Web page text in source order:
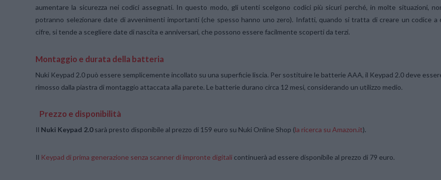
aumentare la sicurezza nei codici assegnati. In questo modo, gli utenti scelgono codici più sicuri perché, in molte situazioni,
potranno selezionare date di avvenimenti importanti (che spesso hanno uno zero). Infatti, quando si tratta di creare un codice a
cifre, si tende a scegliere date di nascita e anniversari, che possono essere facilmente scoperti da terzi.
Montaggio e durata della batteria
Nuki Keypad 2.0 può essere semplicemente incollato su una superficie liscia. Per sostituire le batterie AAA, il Keypad 2.0 deve
rimosso dalla piastra di montaggio attaccata alla parete. Le batterie durano circa 12 mesi, considerando un utilizzo medio.
Prezzo e disponibilità
Il Nuki Keypad 2.0sarà presto disponibile al prezzo di 159 euro su Nuki Online Shop (la ricerca su Amazon.it).
Il Keypad di prima generazione senza scanner di impronte digitali continuerà ad essere disponibile al prezzo di 79 euro.